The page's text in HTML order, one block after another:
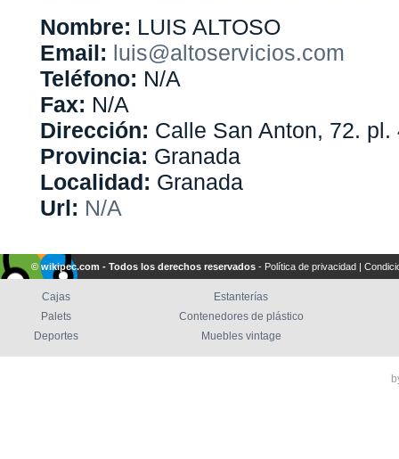
Nombre: LUIS ALTOSO
Email: luis@altoservicios.com
Teléfono: N/A
Fax: N/A
Dirección: Calle San Anton, 72. pl.
Provincia: Granada
Localidad: Granada
Url: N/A
© wikipec.com - Todos los derechos reservados - Política de privacidad |
Cajas
Estanterías
Palets
Contenedores de plástico
Deportes
Muebles vintage